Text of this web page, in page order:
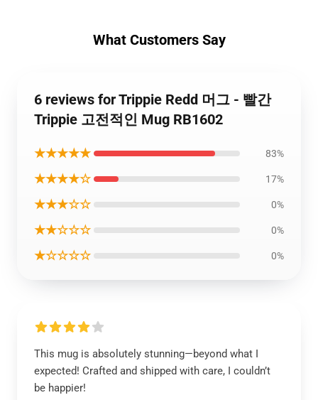
What Customers Say
6 reviews for Trippie Redd 머그 - 빨간
Trippie 고전적인 Mug RB1602
★★★★★ 83%
★★★★☆ 17%
★★★☆☆ 0%
★★☆☆☆ 0%
★☆☆☆☆ 0%
This mug is absolutely stunning—beyond what I
expected! Crafted and shipped with care, I couldn’t
be happier!